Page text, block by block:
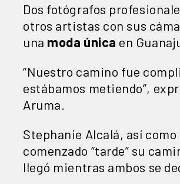
Dos fotógrafos
otros artistas con sus
una moda única en
“Nuestro camino fue
estábamos metiendo”,
Aruma.
Stephanie Alcalá, así
comenzado “tarde” su
llegó mientras ambos se